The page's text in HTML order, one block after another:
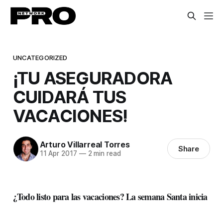
UNCATEGORIZED
¡TU ASEGURADORA
CUIDARÁ TUS
VACACIONES!
Arturo Villarreal Torres
11 Apr 2017 —2 min read Share
¿Todo listo para las vacaciones? La semana Santa inicia